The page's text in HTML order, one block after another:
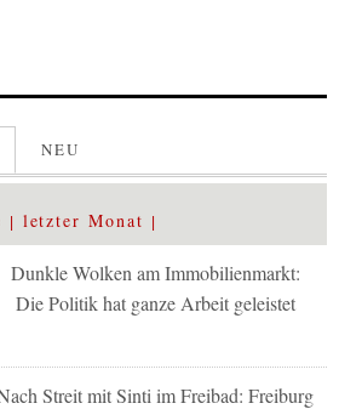
NEU
letzter Monat
Dunkle Wolken am Immobilienmarkt:
Die Politik hat ganze Arbeit geleistet
Streit mit Sinti im Freibad: Freiburg